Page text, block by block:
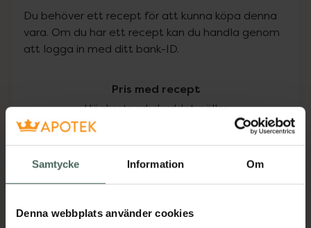
Samtycke Information Om
Denna webbplats använder cookies
Du behöver ett recept för att kunna köpa denna
vara. Om du har ett recept kan du handla genom
att logga in med ditt bank-ID.
Pris med recept
Högkostnadsskyddet gäller
531,20 kr
I apotek:531,20 kr
Köp via ditt recept